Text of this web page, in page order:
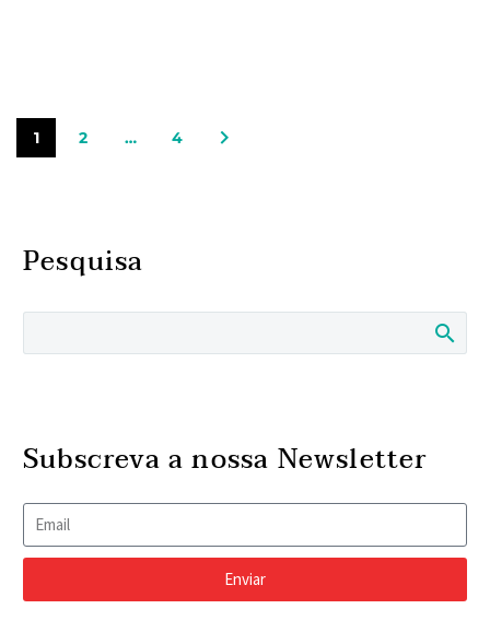
1 2 … 4
Pesquisa
Subscreva a nossa Newsletter
Enviar